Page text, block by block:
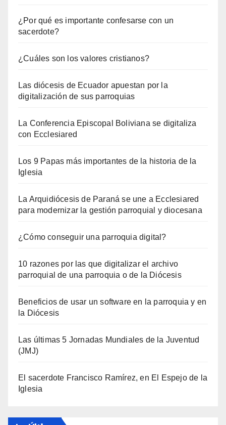
¿Por qué es importante confesarse con un
sacerdote?
¿Cuáles son los valores cristianos?
Las diócesis de Ecuador apuestan por la
digitalización de sus parroquias
La Conferencia Episcopal Boliviana se digitaliza
con Ecclesiared
Los 9 Papas más importantes de la historia de la
Iglesia
La Arquidiócesis de Paraná se une a Ecclesiared
para modernizar la gestión parroquial y diocesana
¿Cómo conseguir una parroquia digital?
10 razones por las que digitalizar el archivo
parroquial de una parroquia o de la Diócesis
Beneficios de usar un software en la parroquia y en
la Diócesis
Las últimas 5 Jornadas Mundiales de la Juventud
(JMJ)
El sacerdote Francisco Ramírez, en El Espejo de la
Iglesia